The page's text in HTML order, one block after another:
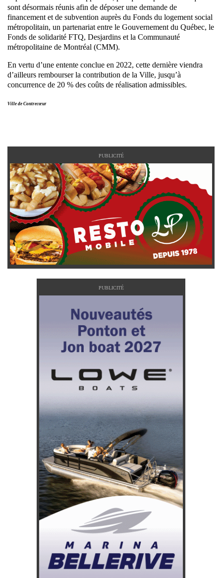
sont désormais réunis afin de déposer une demande de
financement et de subvention auprès du Fonds du logement social
métropolitain, un partenariat entre le Gouvernement du Québec, le
Fonds de solidarité FTQ, Desjardins et la Communauté
métropolitaine de Montréal (CMM).
En vertu d’une entente conclue en 2022, cette dernière viendra
d’ailleurs rembourser la contribution de la Ville, jusqu’à
concurrence de 20 % des coûts de réalisation admissibles.
Ville de Contrecœur
PUBLICITÉ
PUBLICITÉ